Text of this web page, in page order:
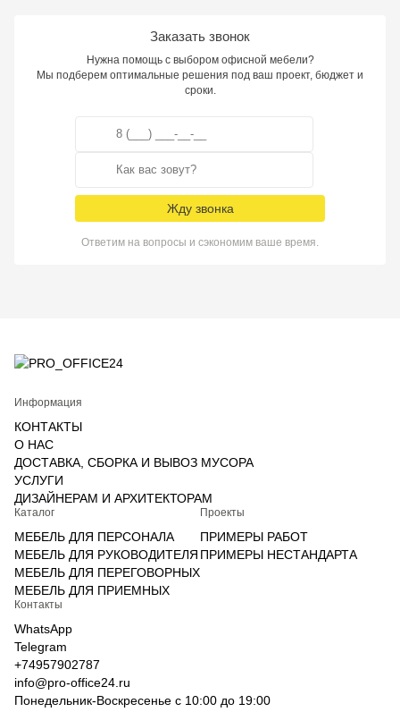
Заказать звонок
Нужна помощь с выбором офисной мебели?
Мы подберем оптимальные решения под ваш проект, бюджет и
сроки.
Жду звонка
Ответим на вопросы и сэкономим ваше время.
Информация
КОНТАКТЫ
О НАС
ДОСТАВКА, СБОРКА И ВЫВОЗ МУСОРА
УСЛУГИ
ДИЗАЙНЕРАМ И АРХИТЕКТОРАМ
Каталог
МЕБЕЛЬ ДЛЯ ПЕРСОНАЛА
МЕБЕЛЬ ДЛЯ РУКОВОДИТЕЛЯ
МЕБЕЛЬ ДЛЯ ПЕРЕГОВОРНЫХ
МЕБЕЛЬ ДЛЯ ПРИЕМНЫХ
Проекты
ПРИМЕРЫ РАБОТ
ПРИМЕРЫ НЕСТАНДАРТА
Контакты
WhatsApp
Telegram
+74957902787
info@pro-office24.ru
Понедельник-Воскресенье с 10:00 до 19:00